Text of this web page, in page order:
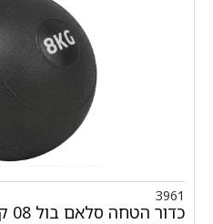
3961
כדור הטחה סלאם בול 08 ק"ג האתלט